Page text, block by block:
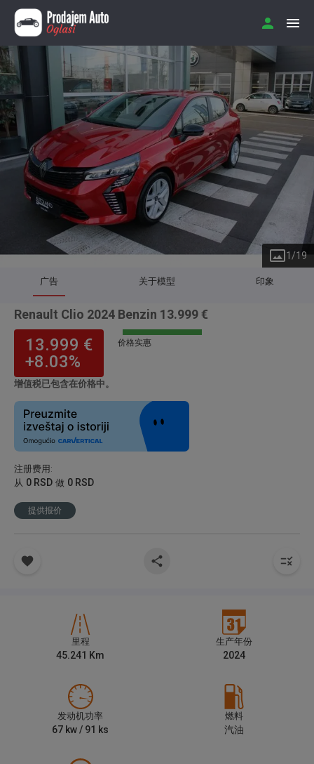
1/19
广告 关于模型 印象
Renault Clio 2024 Benzin 13.999 €
13.999 €
+8.03%
增值税已包含在价格中。
价格实惠
注册费用 :
从 0 RSD 做 0 RSD
提供报价
里程
45.241 Km
生产年份
2024
发动机功率
67 kw / 91 ks
燃料
汽油